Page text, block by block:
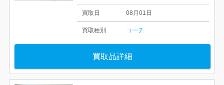
買取日 08月01日
買取種別 コーチ
買取品詳細